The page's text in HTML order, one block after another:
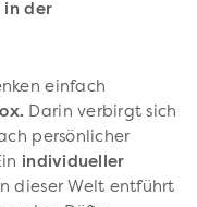
in der
einfach
Darin verbirgt sich
persönlicher
individueller
dieser Welt entführt